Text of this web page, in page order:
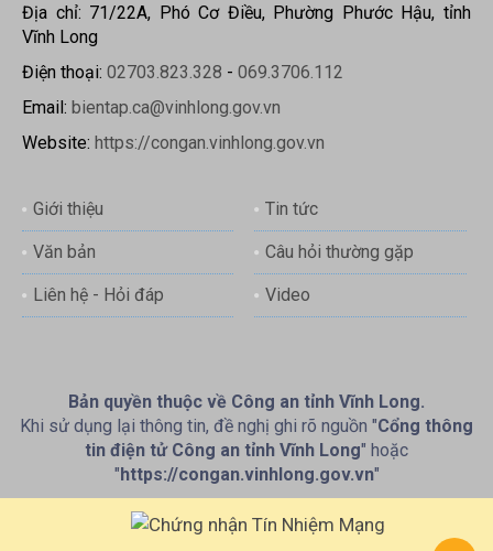
Địa chỉ: 71/22A, Phó Cơ Điều, Phường Phước Hậu, tỉnh
Vĩnh Long
Điện thoại: 02703.823.328 - 069.3706.112
Email: bientap.ca@vinhlong.gov.vn
Website: https://congan.vinhlong.gov.vn
Giới thiệu Tin tức
Văn bản Câu hỏi thường gặp
Liên hệ - Hỏi đáp Video
Bản quyền thuộc về Công an tỉnh Vĩnh Long.
Khi sử dụng lại thông tin, đề nghị ghi rõ nguồn "Cổng thông
tin điện tử Công an tỉnh Vĩnh Long" hoặc
"https://congan.vinhlong.gov.vn"